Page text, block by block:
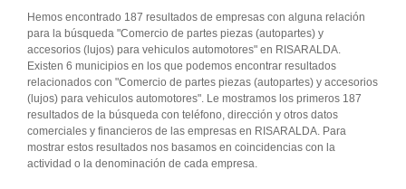
Hemos encontrado 187 resultados de empresas con alguna relación
para la búsqueda "Comercio de partes piezas (autopartes) y
accesorios (lujos) para vehiculos automotores" en RISARALDA.
Existen 6 municipios en los que podemos encontrar resultados
relacionados con "Comercio de partes piezas (autopartes) y accesorios
(lujos) para vehiculos automotores". Le mostramos los primeros 187
resultados de la búsqueda con teléfono, dirección y otros datos
comerciales y financieros de las empresas en RISARALDA. Para
mostrar estos resultados nos basamos en coincidencias con la
actividad o la denominación de cada empresa.